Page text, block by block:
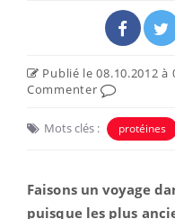
Publié le 08.10.2012 à
Commenter
Mots clés : protéines
Faisons un voyage
puisque les plus